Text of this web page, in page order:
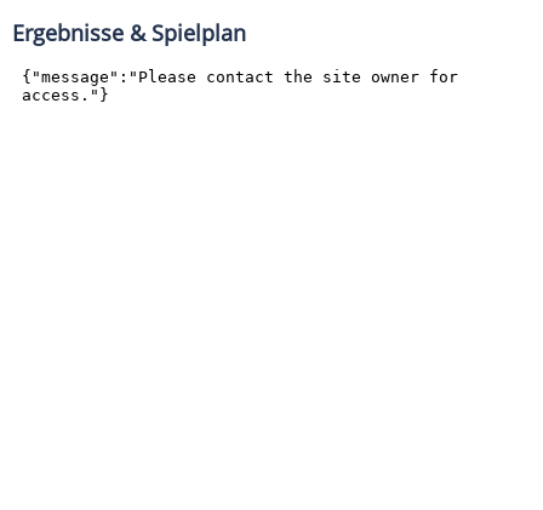
Ergebnisse & Spielplan